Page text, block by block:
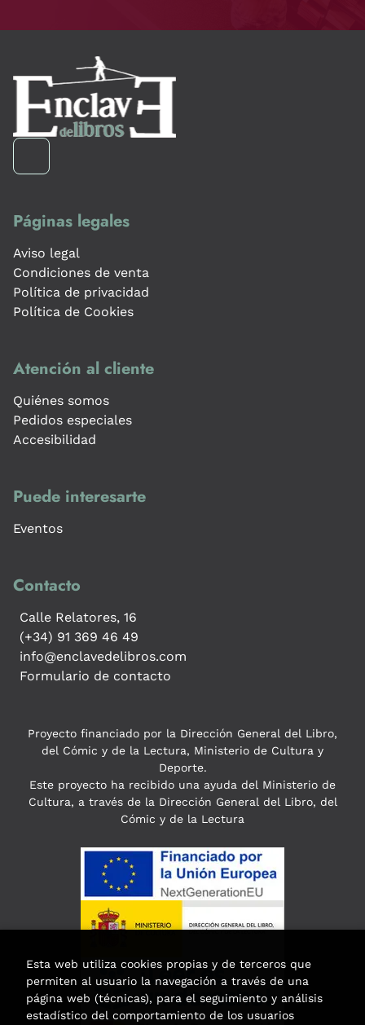
Páginas legales
Aviso legal
Condiciones de venta
Política de privacidad
Política de Cookies
Atención al cliente
Quiénes somos
Pedidos especiales
Accesibilidad
Puede interesarte
Eventos
Contacto
Calle Relatores, 16
(+34) 91 369 46 49
info@enclavedelibros.com
Formulario de contacto
Proyecto financiado por la Dirección General del Libro,
del Cómic y de la Lectura, Ministerio de Cultura y
Deporte.
Este proyecto ha recibido una ayuda del Ministerio de
Cultura, a través de la Dirección General del Libro, del
Cómic y de la Lectura
Esta web utiliza cookies propias y de terceros que
permiten al usuario la navegación a través de una
página web (técnicas), para el seguimiento y análisis
estadístico del comportamiento de los usuarios